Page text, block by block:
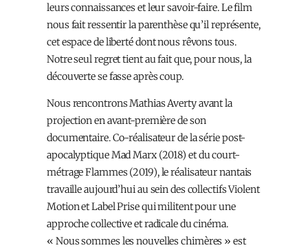
leurs connaissances et leur savoir-faire. Le film
nous fait ressentir la parenthèse qu’il représente,
cet espace de liberté dont nous rêvons tous.
Notre seul regret tient au fait que, pour nous, la
découverte se fasse après coup.
Nous rencontrons Mathias Averty avant la
projection en avant-première de son
documentaire. Co-réalisateur de la série post-
apocalyptique Mad Marx (2018) et du court-
métrage Flammes (2019), le réalisateur nantais
travaille aujourd’hui au sein des collectifs Violent
Motion et Label Prise qui militent pour une
approche collective et radicale du cinéma.
« Nous sommes les nouvelles chimères » est